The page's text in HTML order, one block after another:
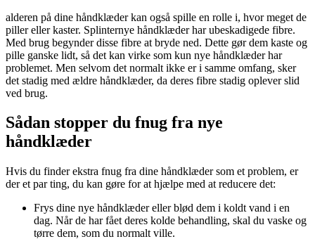
alderen på dine håndklæder kan også spille en rolle i, hvor meget de
piller eller kaster. Splinternye håndklæder har ubeskadigede fibre.
Med brug begynder disse fibre at bryde ned. Dette gør dem kaste og
pille ganske lidt, så det kan virke som kun nye håndklæder har
problemet. Men selvom det normalt ikke er i samme omfang, sker
det stadig med ældre håndklæder, da deres fibre stadig oplever slid
ved brug.
Sådan stopper du fnug fra nye
håndklæder
Hvis du finder ekstra fnug fra dine håndklæder som et problem, er
der et par ting, du kan gøre for at hjælpe med at reducere det:
Frys dine nye håndklæder eller blød dem i koldt vand i en
dag. Når de har fået deres kolde behandling, skal du vaske og
tørre dem, som du normalt ville.